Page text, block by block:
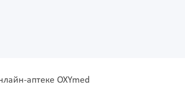
аптеке OXYmed